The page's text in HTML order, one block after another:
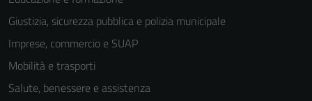
Giustizia, sicurezza pubblica e polizia municipale
Imprese, commercio e SUAP
Mobilità e trasporti
Salute, benessere e assistenza